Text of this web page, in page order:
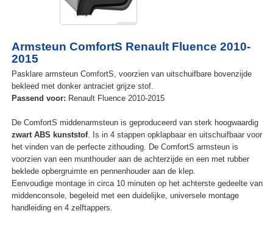
Armsteun ComfortS Renault Fluence 2010-
2015
Pasklare armsteun ComfortS, voorzien van uitschuifbare bovenzijde
bekleed met donker antraciet grijze stof.
Passend voor: Renault Fluence 2010-2015
De ComfortS middenarmsteun is geproduceerd van sterk hoogwaardig
zwart ABS kunststof. Is in 4 stappen opklapbaar en uitschuifbaar voor
het vinden van de perfecte zithouding. De ComfortS armsteun is
voorzien van een munthouder aan de achterzijde en een met rubber
beklede opbergruimte en pennenhouder aan de klep.
Eenvoudige montage in circa 10 minuten op het achterste gedeelte van
middenconsole, begeleid met een duidelijke, universele montage
handleiding en 4 zelftappers.